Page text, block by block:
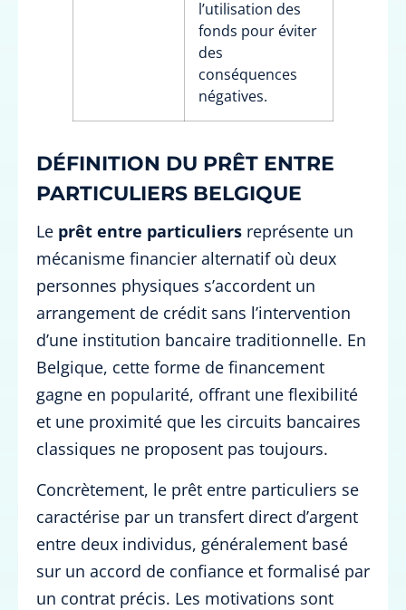
l’utilisation des
fonds pour éviter
des
conséquences
négatives.
DÉFINITION DU PRÊT ENTRE
PARTICULIERS BELGIQUE
Le prêt entre particuliers représente un
mécanisme financier alternatif où deux
personnes physiques s’accordent un
arrangement de crédit sans l’intervention
d’une institution bancaire traditionnelle. En
Belgique, cette forme de financement
gagne en popularité, offrant une flexibilité
et une proximité que les circuits bancaires
classiques ne proposent pas toujours.
Concrètement, le prêt entre particuliers se
caractérise par un transfert direct d’argent
entre deux individus, généralement basé
sur un accord de confiance et formalisé par
un contrat précis. Les motivations sont